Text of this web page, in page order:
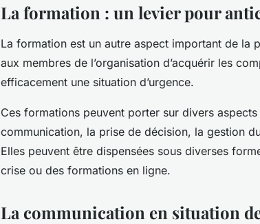
La formation : un levier pour
La formation est un autre aspect important de la
aux membres de l’organisation d’acquérir les
efficacement une situation d’urgence.
Ces formations peuvent porter sur divers
communication, la prise de décision, la gestion
Elles peuvent être dispensées sous diverses
crise ou des formations en ligne.
La communication en situation